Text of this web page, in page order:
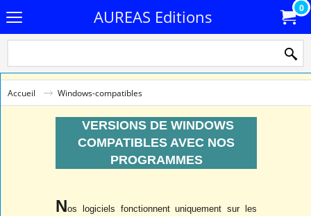
AUREAS Editions 0
Accueil Windows-compatibles
VERSIONS DE WINDOWS
COMPATIBLES AVEC NOS
PROGRAMMES
Nos logiciels fonctionnent uniquement sur les